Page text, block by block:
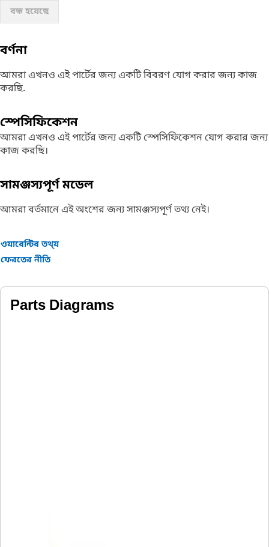
বন্ধ হয়েছে
বর্ণনা
আমরা এখনও এই পার্টের জন্য একটি বিবরণ যোগ করার জন্য কাজ
করছি.
স্পেসিফিকেশন
আমরা এখনও এই পার্টের জন্য একটি স্পেসিফিকেশন যোগ করার জন্য
কাজ করছি।
সামঞ্জস্যপূর্ণ মডেল
আমরা বর্তমানে এই অংশের জন্য সামঞ্জস্যপূর্ণ তথ্য নেই।
ওয়ারেন্টির তথ্য়
ফেরতের নীতি
Parts Diagrams